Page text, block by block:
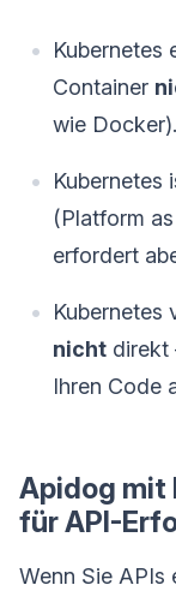
Kubernetes
Container
wie Docker).
Kubernetes
(Platform
erfordert
Kubernetes
nicht direkt
Ihren Code
Apidog mit
für API-
Wenn Sie APIs